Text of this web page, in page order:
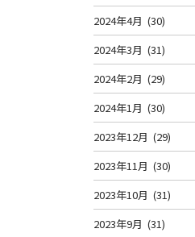
2024年4月 (30)
2024年3月 (31)
2024年2月 (29)
2024年1月 (30)
2023年12月 (29)
2023年11月 (30)
2023年10月 (31)
2023年9月 (31)